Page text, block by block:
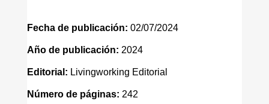
Fecha de publicación: 02/07/2024
Año de publicación: 2024
Editorial: Livingworking Editorial
Número de páginas: 242